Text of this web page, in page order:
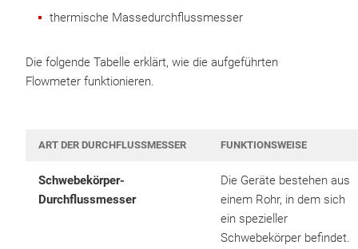
thermische Massedurchflussmesser
Die folgende Tabelle erklärt, wie die aufgeführten
Flowmeter funktionieren.
ART DER DURCHFLUSSMESSER FUNKTIONSWEISE
Schwebekörper-
Durchflussmesser
Die Geräte bestehen aus
einem Rohr, in dem sich
ein spezieller
Schwebekörper befindet.